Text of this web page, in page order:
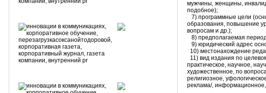
мужчины, женщины,
подобное);
7) программные цели
образования, повышение
вопросам и др.);
8) предполагаемая
9) юридический адрес
10) местонахождение
11) вид издания по
практическое, научное,
художественное, по
религиозное,
реклама/,